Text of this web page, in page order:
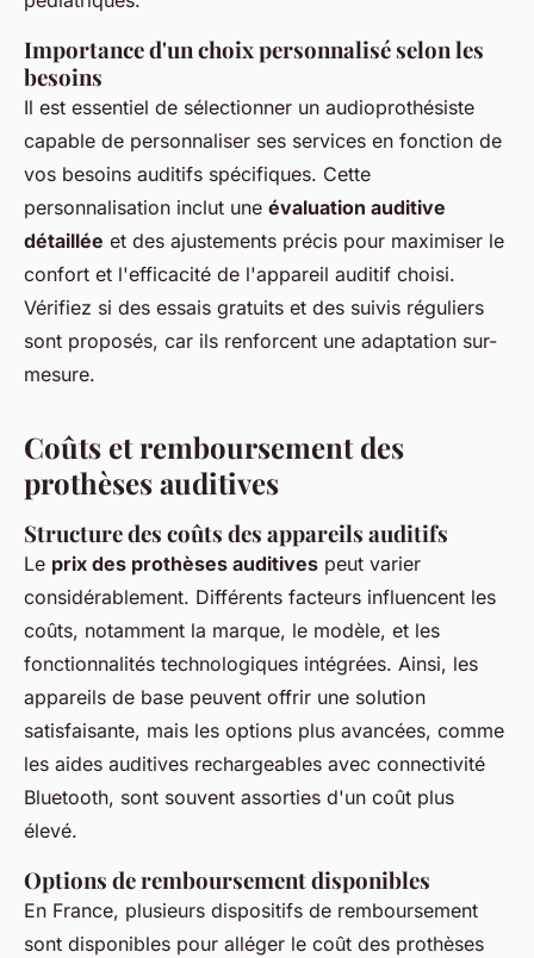
Importance d'un choix personnalisé selon les
besoins
Il est essentiel de sélectionner un audioprothésiste
capable de personnaliser ses services en fonction de
vos besoins auditifs spécifiques. Cette
personnalisation inclut une évaluation auditive
détaillée et des ajustements précis pour maximiser le
confort et l'efficacité de l'appareil auditif choisi.
Vérifiez si des essais gratuits et des suivis réguliers
sont proposés, car ils renforcent une adaptation sur-
mesure.
Coûts et remboursement des
prothèses auditives
Structure des coûts des appareils auditifs
Le prix des prothèses auditives peut varier
considérablement. Différents facteurs influencent les
coûts, notamment la marque, le modèle, et les
fonctionnalités technologiques intégrées. Ainsi, les
appareils de base peuvent offrir une solution
satisfaisante, mais les options plus avancées, comme
les aides auditives rechargeables avec connectivité
Bluetooth, sont souvent assorties d'un coût plus
élevé.
Options de remboursement disponibles
En France, plusieurs dispositifs de remboursement
sont disponibles pour alléger le coût des prothèses